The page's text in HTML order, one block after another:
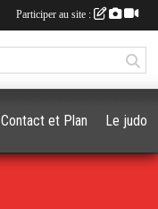
Contact et Plan Le judo
Participer au site :